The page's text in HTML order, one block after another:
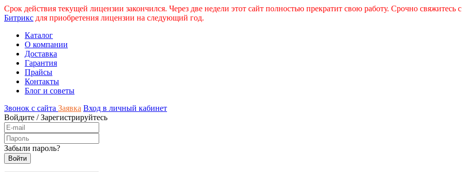
Срок действия текущей лицензии закончился. Через две недели этот сайт полностью прекратит свою работу. Срочно свяжитесь с
Битрикс для приобретения лицензии на следующий год.
Каталог
О компании
Доставка
Гарантия
Прайсы
Контакты
Блог и советы
Звонок с сайта Заявка Вход в личный кабинет
Войдите /Зарегистрируйтесь
Забыли пароль?